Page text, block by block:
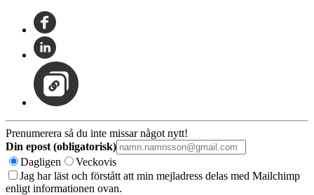
Prenumerera så du inte missar något nytt!
Din epost (obligatorisk)
Dagligen
Veckovis
Jag har läst och förstått att min mejladress delas med Mailchimp
enligt informationen ovan.